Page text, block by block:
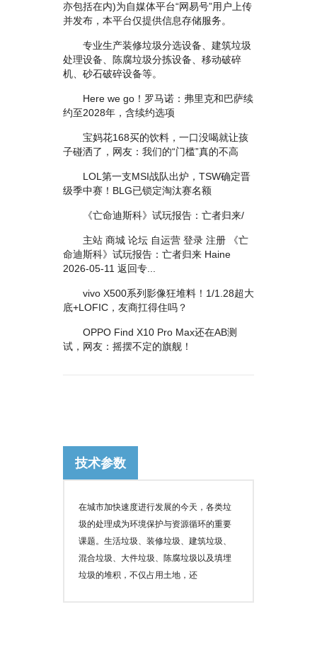
亦包括在内)为自媒体平台“网易号”用户上传
并发布，本平台仅提供信息存储服务。
专业生产装修垃圾分选设备、建筑垃圾
处理设备、陈腐垃圾分拣设备、移动破碎
机、砂石破碎设备等。
Here we go！罗马诺：弗里克和巴萨续
约至2028年，含续约选项
宝妈花168买的饮料，一口没喝就让孩
子碰洒了，网友：我们的“门槛”真的不高
LOL第一支MSI战队出炉，TSW确定晋
级季中赛！BLG已锁定淘汰赛名额
《亡命迪斯科》试玩报告：亡者归来/
主站 商城 论坛 自运营 登录 注册 《亡
命迪斯科》试玩报告：亡者归来 Haine
2026-05-11 返回专...
vivo X500系列影像狂堆料！1/1.28超大
底+LOFIC，友商扛得住吗？
OPPO Find X10 Pro Max还在AB测
试，网友：摇摆不定的旗舰！
技术参数
在城市加快速度进行发展的今天，各类垃
圾的处理成为环境保护与资源循环的重要
课题。生活垃圾、装修垃圾、建筑垃圾、
混合垃圾、大件垃圾、陈腐垃圾以及填埋
垃圾的堆积，不仅占用土地，还